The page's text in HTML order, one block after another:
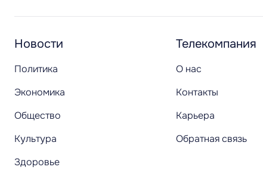
Новости
Политика
Экономика
Общество
Культура
Здоровье
Телекомпания
О нас
Контакты
Карьера
Обратная связь